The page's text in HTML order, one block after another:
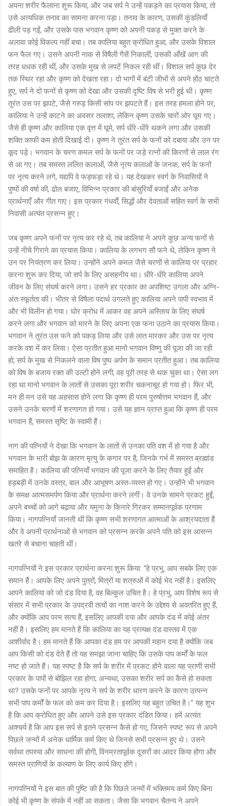
अपना शरीर फैलाना शुरू किया, और जब सर्प ने उन्हें पकड़ने का प्रयास किया, तो
उसे अत्यधिक तनाव का सामना करना पड़ा। तनाव के कारण, उसकी कुंडलियाँ
ढीली पड़ गईं, और उसके पास भगवान कृष्ण को अपनी पकड़ से मुक्त करने के
अलावा कोई विकल्प नहीं बचा। तब कालिया बहुत क्रोधित हुआ, और उसके विशाल
फन फैल गए। उसने अपनी नाक से विषैली गैसें निकालीं, उसकी आँखें आग की
तरह धधक रही थीं, और उसके मुख से लपटें निकल रही थीं। विशाल सर्प कुछ देर
तक स्थिर रहा और कृष्ण को देखता रहा। दो भागों में बंटी जीभों से अपने होंठ चाटते
हुए, सर्प ने दो फनों से कृष्ण को देखा और उसकी दृष्टि विष से भरी हुई थी। कृष्ण
तुरंत उस पर झपटे, जैसे गरुड़ किसी सांप पर झपटते हैं। इस तरह हमला होने पर,
कालिया ने उन्हें काटने का अवसर तलाशा, लेकिन कृष्ण उसके चारों ओर घूम गए।
जैसे ही कृष्ण और कालिया एक वृत्त में घूमे, सर्प धीरे-धीरे थकने लगा और उसकी
शक्ति काफी कम होती दिखाई दी। कृष्ण ने तुरंत सर्प के फनों को दबाया और उन पर
कूद पड़े। भगवान के चरण कमल सर्प के फनों पर जड़े रत्नों की किरणों से लाल रंग
से आ गए। तब समस्त ललित कलाओं, जैसे नृत्य कलाओं के जनक, सर्प के फनों
पर नृत्य करने लगे, यद्यपि वे फड़फड़ा रहे थे। यह देखकर स्वर्ग के निवासियों ने
पुष्पों की वर्षा की, ढोल बजाए, विभिन्न प्रकार की बांसुरियाँ बजाईं और अनेक
प्रार्थनाएँ और गीत गाए। इस प्रकार गंधर्वों, सिद्धों और देवताओं सहित स्वर्ग के सभी
निवासी अत्यंत प्रसन्न हुए।
जब कृष्ण अपने फनों पर नृत्य कर रहे थे, तब कालिया ने अपने कुछ अन्य फनों से
उन्हें नीचे गिराने का प्रयास किया। कालिया के लगभग सौ फने थे, लेकिन कृष्ण ने
उन पर नियंत्रण कर लिया। उन्होंने अपने कमल जैसे चरणों से कालिया पर प्रहार
करना शुरू कर दिया, जो सर्प के लिए असहनीय था। धीरे-धीरे कालिया अपने
जीवन के लिए संघर्ष करने लगा। उसने हर प्रकार का अपशिष्ट उगला और अग्नि-
अंतःस्फूर्तता की। भीतर से विषैला पदार्थ उगलते हुए कालिया अपने पापी स्वभाव में
और भी विलीन हो गया। घोर क्रोध में आकर वह अपने अस्तित्व के लिए संघर्ष
करने लगा और भगवान को मारने के लिए अपना एक फना उठाने का प्रयास किया।
भगवान ने तुरंत उस फने को पकड़ लिया और उसे लात मारकर और उस पर नृत्य
करके वश में कर लिया। ऐसा प्रतीत हुआ मानो भगवान विष्णु की पूजा की जा रही
हो; सर्प के मुख से निकलने वाला विष पुष्प अर्पण के समान प्रतीत हुआ। तब कालिया
को विष के बजाय रक्त की उल्टी होने लगी; वह पूरी तरह से थक चुका था। ऐसा लग
रहा था मानो भगवान के लातों से उसका पूरा शरीर चकनाचूर हो गया हो। फिर भी,
मन ही मन उसे यह अहसास होने लगा कि कृष्ण ही परम पुरुषोत्तम भगवान हैं, और
उसने उनके चरणों में शरणागत हो गया। उसे यह ज्ञान प्राप्त हुआ कि कृष्ण ही परम
भगवान हैं, समस्त सृष्टि के स्वामी हैं।
नाग की पत्नियों ने देखा कि भगवान के लातों से उनका पति वश में हो गया है और
भगवान के भारी बोझ के कारण मृत्यु के कगार पर है, जिनके गर्भ में समस्त ब्रह्मांड
समाहित है। कालिया की पत्नियाँ भगवान की पूजा करने के लिए तैयार हुईं और
हड़बड़ी में उनके वस्त्र, बाल और आभूषण अस्त-व्यस्त हो गए। उन्होंने भी भगवान
के समक्ष आत्मसमर्पण किया और प्रार्थना करने लगीं। वे उनके सामने प्रकट हुईं,
अपने बच्चों को आगे बढ़ाया और यमुना के किनारे गिरकर सम्मानपूर्वक प्रणाम
किया। नागपत्नियाँ जानती थीं कि कृष्ण सभी शरणागत आत्माओं के आश्रयदाता हैं
और वे अपनी प्रार्थनाओं से भगवान को प्रसन्न करके अपने पति को इस आसन्न
खतरे से बचाना चाहती थीं।
नागपत्नियों ने इस प्रकार प्रार्थना करना शुरू किया: “हे प्रभु, आप सबके लिए एक
समान हैं। आपके लिए अपने पुत्रों, मित्रों या शत्रुओं में कोई भेद नहीं है। इसलिए
आपने कालिया को जो दंड दिया है, वह बिल्कुल उचित है। हे प्रभु, आप विशेष रूप से
संसार में सभी प्रकार के उपद्रवी तत्वों का नाश करने के उद्देश्य से अवतरित हुए हैं,
और क्योंकि आप परम सत्य हैं, इसलिए आपकी दया और आपके दंड में कोई अंतर
नहीं है। इसलिए हम मानते हैं कि कालिया का यह प्रत्यक्ष दंड वास्तव में एक
आशीर्वाद है। हम मानते हैं कि आपका दंड हम पर आपकी महान दया है क्योंकि जब
आप किसी को दंड देते हैं तो यह समझा जाना चाहिए कि उसके पाप कर्मों के फल
नष्ट हो जाते हैं। यह स्पष्ट है कि सर्प के शरीर में प्रकट होने वाला यह प्राणी सभी
प्रकार के पापों से बोझिल रहा होगा; अन्यथा, उसका शरीर सर्प का कैसे हो सकता
था? उसके फनों पर आपके नृत्य ने सर्प के शरीर धारण करने के कारण उत्पन्न
सभी पाप कर्मों के फल को कम कर दिया है। इसलिए यह बहुत उचित है।” यह शुभ
है कि आप क्रोधित हुए और आपने उसे इस प्रकार दंडित किया। हमें अत्यंत
आश्चर्य है कि आप इस सर्प से इतने प्रसन्न कैसे हो गए, जिसने स्पष्ट रूप से अपने
पिछले जन्मों में अनेक धार्मिक कर्म किए थे जिनसे सभी प्रसन्न हुए थे। उसने
सर्वथा तपस्या और साधना की होगी, विनम्रतापूर्वक दूसरों का आदर किया होगा और
समस्त प्राणियों के कल्याण के लिए कार्य किए होंगे।
नागपत्नियों ने इस बात की पुष्टि की है कि पिछले जन्मों में भक्तिमय कर्म किए बिना
कोई भी कृष्ण के संपर्क में नहीं आ सकता। जैसा कि भगवान चैतन्य ने अपने